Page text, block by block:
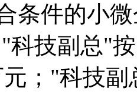
条件的小
科技副总"
；"科技